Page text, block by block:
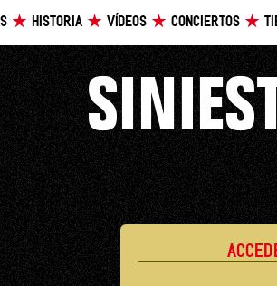
HISTORIA VÍDEOS CONCIERTOS